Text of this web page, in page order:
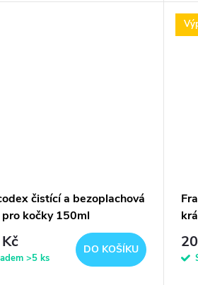
čistící a bezoplachová
pro kočky 150ml
>5 ks
DO KOŠÍKU